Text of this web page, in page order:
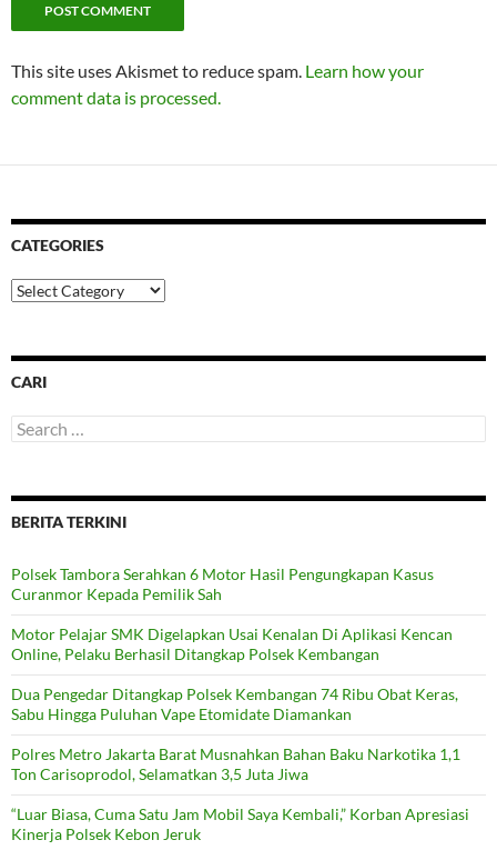
This site uses Akismet to reduce spam. Learn how your
comment data is processed.
CATEGORIES
Categories
CARI
Search
for:
BERITA TERKINI
Polsek Tambora Serahkan 6 Motor Hasil Pengungkapan Kasus
Curanmor Kepada Pemilik Sah
Motor Pelajar SMK Digelapkan Usai Kenalan Di Aplikasi Kencan
Online, Pelaku Berhasil Ditangkap Polsek Kembangan
Dua Pengedar Ditangkap Polsek Kembangan 74 Ribu Obat Keras,
Sabu Hingga Puluhan Vape Etomidate Diamankan
Polres Metro Jakarta Barat Musnahkan Bahan Baku Narkotika 1,1
Ton Carisoprodol, Selamatkan 3,5 Juta Jiwa
“Luar Biasa, Cuma Satu Jam Mobil Saya Kembali,” Korban Apresiasi
Kinerja Polsek Kebon Jeruk